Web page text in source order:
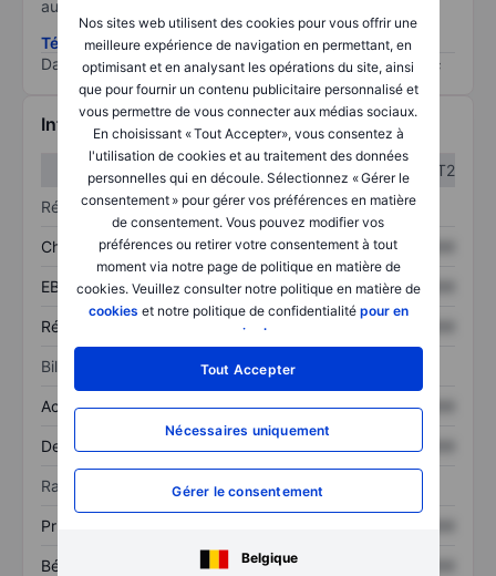
Nos sites web utilisent des cookies pour vous offrir une
meilleure expérience de navigation en permettant, en
optimisant et en analysant les opérations du site, ainsi
que pour fournir un contenu publicitaire personnalisé et
vous permettre de vous connecter aux médias sociaux.
En choisissant « Tout Accepter», vous consentez à
l'utilisation de cookies et au traitement des données
personnelles qui en découle. Sélectionnez « Gérer le
consentement » pour gérer vos préférences en matière
de consentement. Vous pouvez modifier vos
préférences ou retirer votre consentement à tout
moment via notre page de politique en matière de
cookies. Veuillez consulter notre politique en matière de
cookies et notre politique de confidentialité pour en
savoir plus
Tout Accepter
Nécessaires uniquement
Gérer le consentement
Belgique
au risque le plus élevé).
Télécharger la méthodologie ESG (en anglais)
Data provided by
/
Informations financières
T2
Résultats
Chiffre d’affaires XXXXXXX XXXXXXX
EBITDA XXXXXXX XXXXXXX
Résultat net XXXXXXX
Bilan
Actif total XXXXXXX XXXXXXX
Dette totale XXXXXXX
Ratios
Prix / ventes
Bénéfice par action XXXXXXX